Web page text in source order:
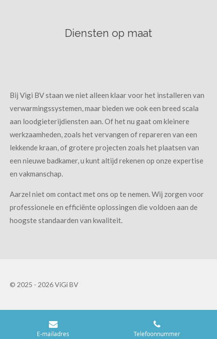
Diensten op maat
Bij Vigi BV staan we niet alleen klaar voor het installeren van
verwarmingssystemen, maar bieden we ook een breed scala
aan loodgieterijdiensten aan. Of het nu gaat om kleinere
werkzaamheden, zoals het vervangen of repareren van een
lekkende kraan, of grotere projecten zoals het plaatsen van
een nieuwe badkamer, u kunt altijd rekenen op onze expertise
en vakmanschap.
Aarzel niet om contact met ons op te nemen. Wij zorgen voor
professionele en efficiënte oplossingen die voldoen aan de
hoogste standaarden van kwaliteit.
© 2025 - 2026 ViGi BV
E-mailadres Telefoonnummer